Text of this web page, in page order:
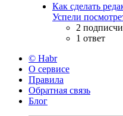
Как сделать
Успели
2
1 ответ
© Habr
О сервисе
Правила
Обратная связь
Блог